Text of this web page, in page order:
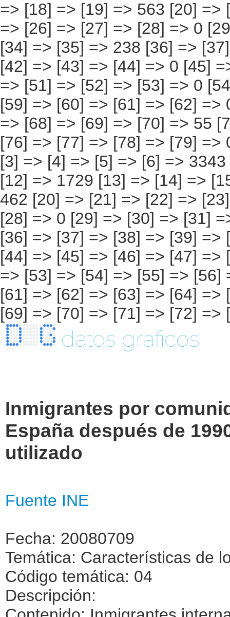
datos graficos
Inmigrantes por
España después de
utilizado
Fuente INE
Fecha: 20080709
Temática: Características de
Código temática: 04
Descripción: